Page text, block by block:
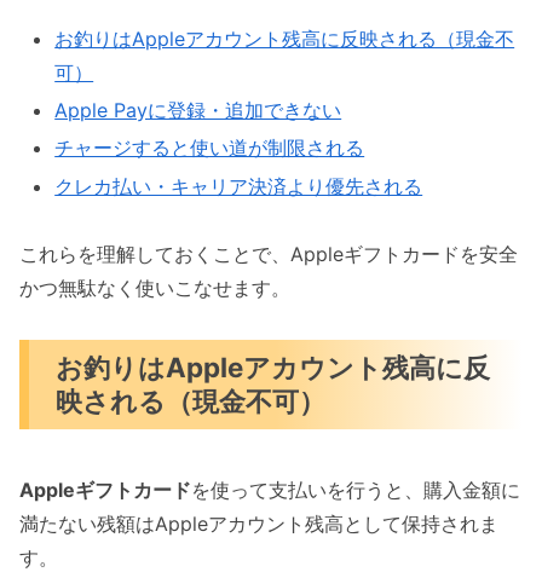
お釣りはAppleアカウント残高に反映される（現金不
可）
Apple Payに登録・追加できない
チャージすると使い道が制限される
クレカ払い・キャリア決済より優先される
これらを理解しておくことで、Appleギフトカードを安全
かつ無駄なく使いこなせます。
お釣りはAppleアカウント残高に反
映される（現金不可）
Appleギフトカードを使って支払いを行うと、購入金額に
満たない残額はAppleアカウント残高として保持されま
す。